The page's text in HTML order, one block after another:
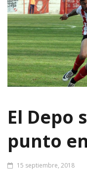
El Depo
punto
15 septiembre, 2018